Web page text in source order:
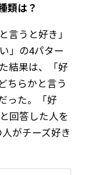
類は？
言うと好き」
」の4パター
結果は、「好
ちらかと言う
った。「好
回答した人を
がチーズ好き